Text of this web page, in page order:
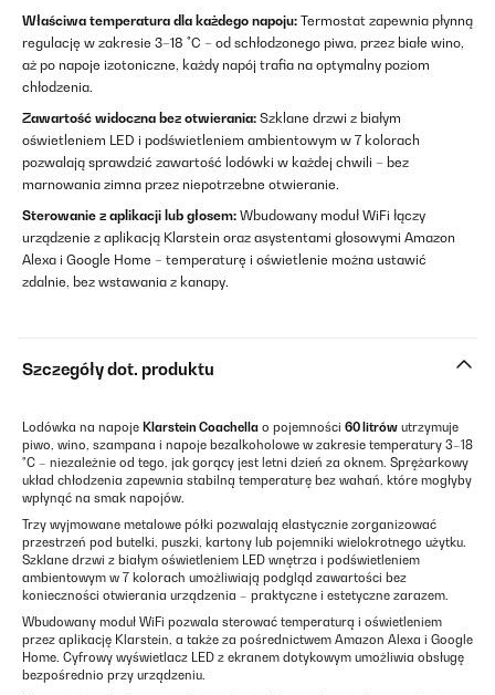
Właściwa temperatura dla każdego napoju: Termostat zapewnia płynną
regulację w zakresie 3–18 °C – od schłodzonego piwa, przez białe wino,
aż po napoje izotoniczne, każdy napój trafia na optymalny poziom
chłodzenia.
Zawartość widoczna bez otwierania: Szklane drzwi z białym
oświetleniem LED i podświetleniem ambientowym w 7 kolorach
pozwalają sprawdzić zawartość lodówki w każdej chwili – bez
marnowania zimna przez niepotrzebne otwieranie.
Sterowanie z aplikacji lub głosem: Wbudowany moduł WiFi łączy
urządzenie z aplikacją Klarstein oraz asystentami głosowymi Amazon
Alexa i Google Home – temperaturę i oświetlenie można ustawić
zdalnie, bez wstawania z kanapy.
Szczegóły dot. produktu
Lodówka na napoje Klarstein Coachella o pojemności 60 litrów utrzymuje
piwo, wino, szampana i napoje bezalkoholowe w zakresie temperatury 3–18
°C – niezależnie od tego, jak gorący jest letni dzień za oknem. Sprężarkowy
układ chłodzenia zapewnia stabilną temperaturę bez wahań, które mogłyby
wpłynąć na smak napojów.
Trzy wyjmowane metalowe półki pozwalają elastycznie zorganizować
przestrzeń pod butelki, puszki, kartony lub pojemniki wielokrotnego użytku.
Szklane drzwi z białym oświetleniem LED wnętrza i podświetleniem
ambientowym w 7 kolorach umożliwiają podgląd zawartości bez
konieczności otwierania urządzenia – praktyczne i estetyczne zarazem.
Wbudowany moduł WiFi pozwala sterować temperaturą i oświetleniem
przez aplikację Klarstein, a także za pośrednictwem Amazon Alexa i Google
Home. Cyfrowy wyświetlacz LED z ekranem dotykowym umożliwia obsługę
bezpośrednio przy urządzeniu.